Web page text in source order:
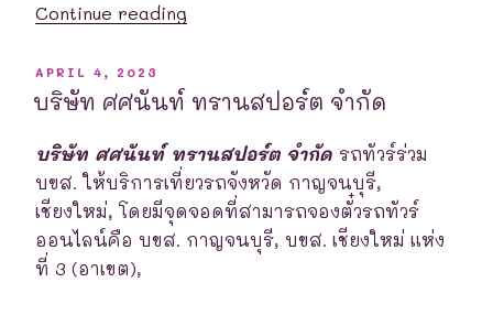
Continue reading
จำกัด”
POSTED
ON
APRIL 4, 2023
บริษัท ศศนันท์ ทรานสปอร์ต จำกัด
บริษัท ศศนันท์ ทรานสปอร์ต จำกัด รถทัวร์ร่วม
บขส. ให้บริการเที่ยวรถจังหวัด กาญจนบุรี,
เชียงใหม่, โดยมีจุดจอดที่สามารถจองตั๋วรถทัวร์
ออนไลน์คือ บขส. กาญจนบุรี, บขส. เชียงใหม่ แห่ง
ที่ 3 (อาเขต),